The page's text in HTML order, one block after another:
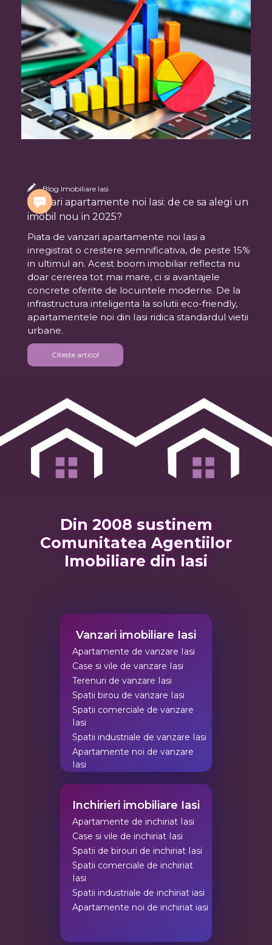
Blog Imobiliare Iasi
Vanzari apartamente noi Iasi: de ce sa alegi un
imobil nou in 2025?
Piata de vanzari apartamente noi Iasi a
inregistrat o crestere semnificativa, de peste 15%
in ultimul an. Acest boom imobiliar reflecta nu
doar cererea tot mai mare, ci si avantajele
concrete oferite de locuintele moderne. De la
infrastructura inteligenta la solutii eco-friendly,
apartamentele noi din Iasi ridica standardul vietii
urbane.
Citeste articol
Din 2008 sustinem
Comunitatea Agentiilor
Imobiliare din Iasi
Vanzari imobiliare Iasi
Apartamente de vanzare Iasi
Case si vile de vanzare Iasi
Terenuri de vanzare Iasi
Spatii birou de vanzare Iasi
Spatii comerciale de vanzare
Iasi
Spatii industriale de vanzare Iasi
Apartamente noi de vanzare
Iasi
Inchirieri imobiliare Iasi
Apartamente de inchiriat Iasi
Case si vile de inchiriat Iasi
Spatii de birouri de inchiriat Iasi
Spatii comerciale de inchiriat
Iasi
Spatii industriale de inchiriat iasi
Apartamente noi de inchiriat iasi